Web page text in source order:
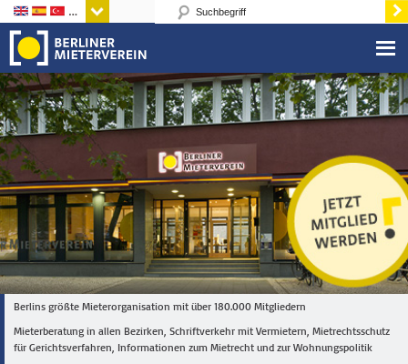
Sprachen
Berlins größte Mieterorganisation mit über 180.000 Mitgliedern
Mieterberatung in allen Bezirken, Schriftverkehr mit Vermietern, Mietrechtsschutz
für Gerichtsverfahren, Informationen zum Mietrecht und zur Wohnungspolitik